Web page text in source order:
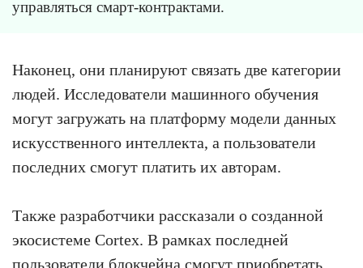
управляться смарт-контрактами.
Наконец, они планируют связать две категории
людей. Исследователи машинного обучения
могут загружать на платформу модели данных
искусственного интеллекта, а пользователи
последних смогут платить их авторам.
Также разработчики рассказали о созданной
экосистеме Cortex. В рамках последней
пользователи блокчейна смогут приобретать